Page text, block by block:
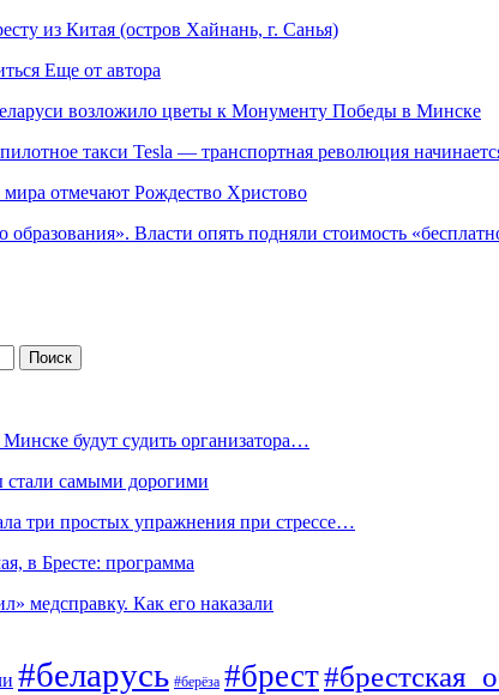
из Китая (остров Хайнань, г. Санья)
Еще от автора
возложило цветы к Монументу Победы в Минске
такси Tesla — транспортная революция
мира отмечают Рождество Христово
образования». Власти опять подняли стоимость
будут судить организатора…
самыми дорогими
три простых упражнения при стрессе…
в Бресте: программа
медсправку. Как его наказали
#беларусь #берёза #брест